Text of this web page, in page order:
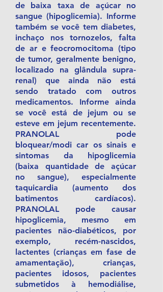
de baixa taxa de açúcar no
sangue (hipoglicemia). Informe
também se você tem diabetes,
inchaço nos tornozelos, falta
de ar e feocromocitoma (tipo
de tumor, geralmente benigno,
localizado na glândula supra-
renal) que ainda não está
sendo tratado com outros
medicamentos. Informe ainda
se você está de jejum ou se
esteve em jejum recentemente.
PRANOLAL pode
bloquear/modi car os sinais e
sintomas da hipoglicemia
(baixa quantidade de açúcar
no sangue), especialmente
taquicardia (aumento dos
batimentos cardíacos).
PRANOLAL pode causar
hipoglicemia, mesmo em
pacientes não-diabéticos, por
exemplo, recém-nascidos,
lactentes (crianças em fase de
amamentação), crianças,
pacientes idosos, pacientes
submetidos à hemodiálise,